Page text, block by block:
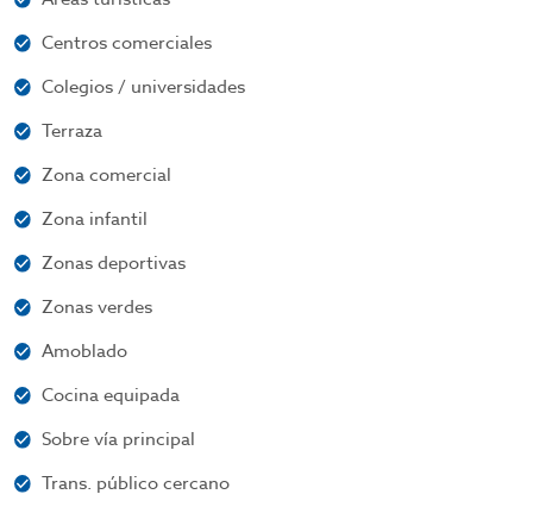
Centros comerciales
Colegios / universidades
Terraza
Zona comercial
Zona infantil
Zonas deportivas
Zonas verdes
Amoblado
Cocina equipada
Sobre vía principal
Trans. público cercano